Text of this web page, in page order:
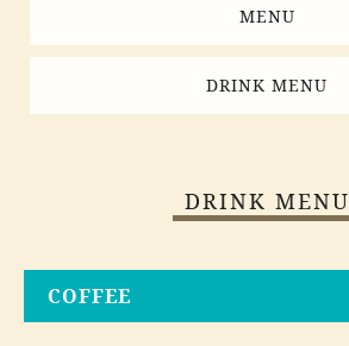
MENU
DRINK MENU
DRINK MENU
COFFEE